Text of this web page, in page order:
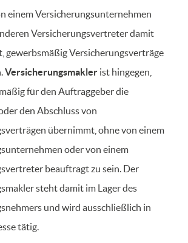
einem Versicherungsunternehmen
Versicherungsvertreter damit
gewerbsmäßig Versicherungsverträge
Versicherungsmakler ist hingegen,
für den Auftraggeber die
den Abschluss von
übernimmt, ohne von einem
oder von einem
beauftragt zu sein. Der
steht damit im Lager des
und wird ausschließlich in
tätig.